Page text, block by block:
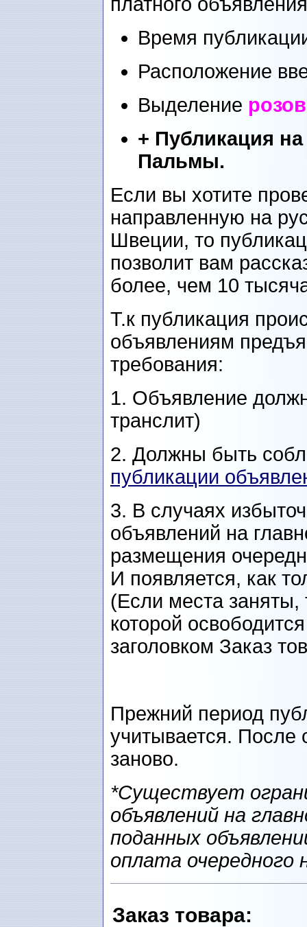
Время
Расположение
Выделение
+ Публикация
Пальмы.
Если вы хотите
направленную на
Швеции, то
позволит вам
более, чем 10
Т.к публикация
объявлениям
требования:
1. Объявление
транслит)
2. Должны быть
публикации
3. В случаях
объявлений на
размещения
И появляется, как
(Если места
которой
заголовком Заказ
Прежний период
учитывается. После
заново.
*Существует
объявлений на
поданных
оплата очередного
Заказ товарa: